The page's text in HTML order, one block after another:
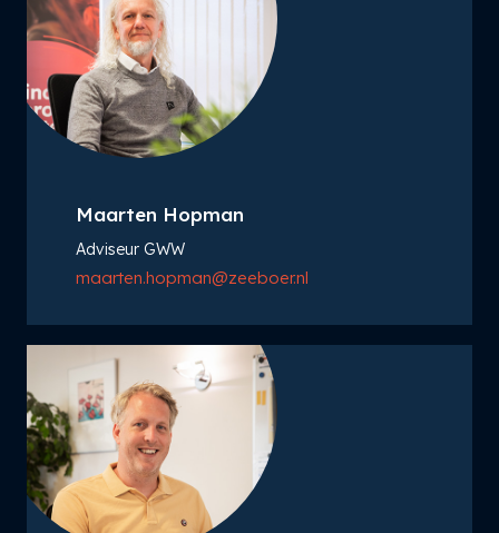
Maarten Hopman
Adviseur GWW
maarten.hopman@zeeboer.nl